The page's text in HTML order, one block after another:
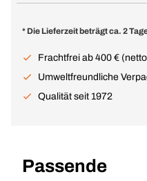
* Die Lieferzeit beträgt ca. 2
Frachtfrei ab 400 €
Umweltfreundliche
Qualität seit 1972
Passende